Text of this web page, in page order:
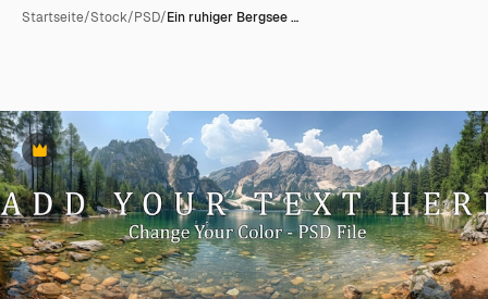
Startseite/Stock/PSD/Ein ruhiger Bergsee …
Premium